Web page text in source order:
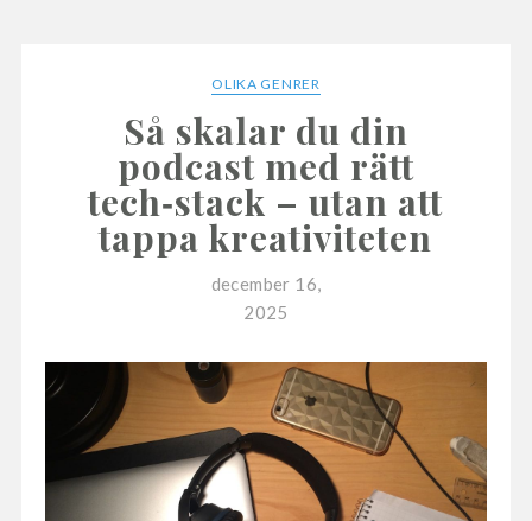
OLIKA GENRER
Så skalar du din
podcast med rätt
tech‑stack – utan att
tappa kreativiteten
december 16,
2025